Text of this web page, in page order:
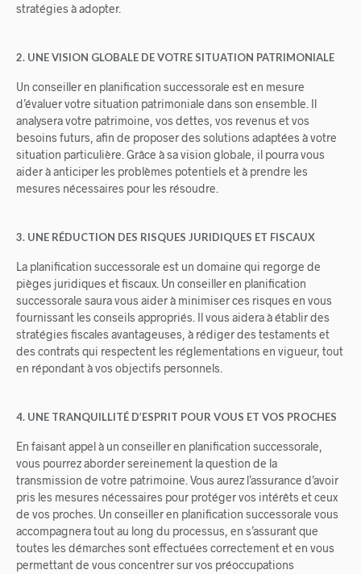
stratégies à adopter.
2. UNE VISION GLOBALE DE VOTRE SITUATION PATRIMONIALE
Un conseiller en planification successorale est en mesure
d’évaluer votre situation patrimoniale dans son ensemble. Il
analysera votre patrimoine, vos dettes, vos revenus et vos
besoins futurs, afin de proposer des solutions adaptées à votre
situation particulière. Grâce à sa vision globale, il pourra vous
aider à anticiper les problèmes potentiels et à prendre les
mesures nécessaires pour les résoudre.
3. UNE RÉDUCTION DES RISQUES JURIDIQUES ET FISCAUX
La planification successorale est un domaine qui regorge de
pièges juridiques et fiscaux. Un conseiller en planification
successorale saura vous aider à minimiser ces risques en vous
fournissant les conseils appropriés. Il vous aidera à établir des
stratégies fiscales avantageuses, à rédiger des testaments et
des contrats qui respectent les réglementations en vigueur, tout
en répondant à vos objectifs personnels.
4. UNE TRANQUILLITÉ D’ESPRIT POUR VOUS ET VOS PROCHES
En faisant appel à un conseiller en planification successorale,
vous pourrez aborder sereinement la question de la
transmission de votre patrimoine. Vous aurez l’assurance d’avoir
pris les mesures nécessaires pour protéger vos intérêts et ceux
de vos proches. Un conseiller en planification successorale vous
accompagnera tout au long du processus, en s’assurant que
toutes les démarches sont effectuées correctement et en vous
permettant de vous concentrer sur vos préoccupations